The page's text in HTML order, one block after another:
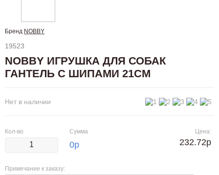
Бренд NOBBY
19523
NOBBY ИГРУШКА ДЛЯ СОБАК
ГАНТЕЛЬ С ШИПАМИ 21СМ
Нет в наличии
Кол-во Сумма
0р
Примечание к заказу:
Цена:
232.72р